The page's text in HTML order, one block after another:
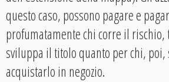
questo caso, possono pagare e
profumatamente chi corre il rischio,
sviluppa il titolo quanto per chi, poi,
acquistarlo in negozio.